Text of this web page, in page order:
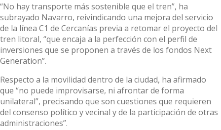
“No hay transporte más sostenible que el tren”, ha
subrayado Navarro, reivindicando una mejora del servicio
de la línea C1 de Cercanías previa a retomar el proyecto del
tren litoral, “que encaja a la perfección con el perfil de
inversiones que se proponen a través de los fondos Next
Generation”.
Respecto a la movilidad dentro de la ciudad, ha afirmado
que “no puede improvisarse, ni afrontar de forma
unilateral”, precisando que son cuestiones que requieren
del consenso político y vecinal y de la participación de otras
administraciones”.